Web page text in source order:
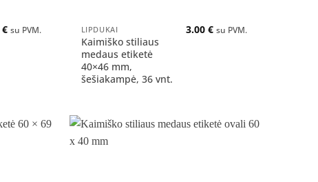
€ su PVM. LIPDUKAI
Kaimiško stiliaus
medaus etiketė
40×46 mm,
šešiakampė, 36 vnt.
3.00 € su PVM.